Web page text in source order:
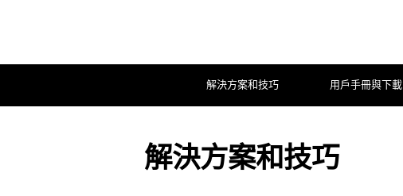
解決方案和技巧 用戶手冊與下載
解決方案和技巧